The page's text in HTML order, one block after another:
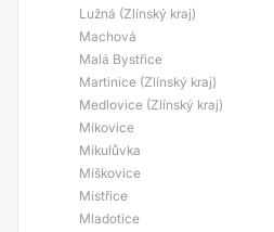
Lužná (Zlínský kraj)
Machová
Malá Bystřice
Martinice (Zlínský kraj)
Medlovice (Zlínský kraj)
Míkovice
Mikulůvka
Míškovice
Mistřice
Mladotice